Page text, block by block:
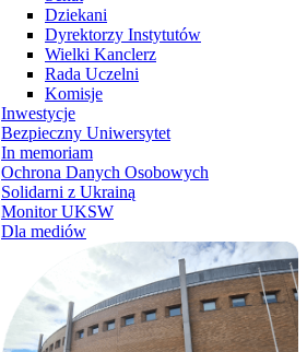
Dziekani
Dyrektorzy Instytutów
Wielki Kanclerz
Rada Uczelni
Komisje
Inwestycje
Bezpieczny Uniwersytet
In memoriam
Ochrona Danych Osobowych
Solidarni z Ukrainą
Monitor UKSW
Dla mediów